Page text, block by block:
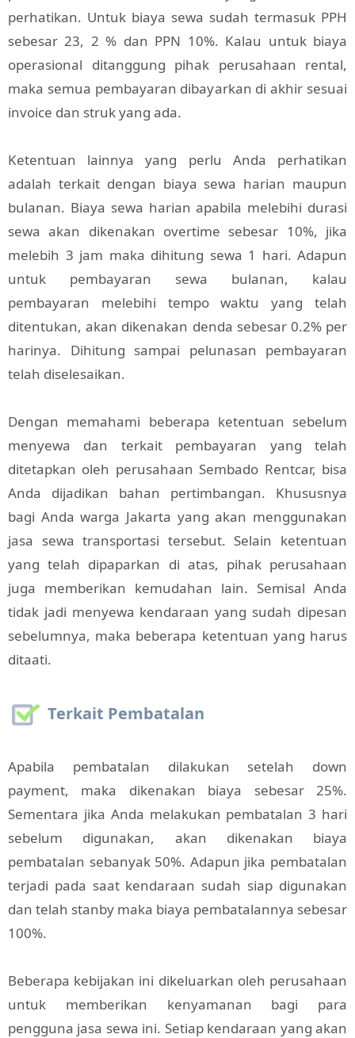
perhatikan. Untuk biaya sewa sudah termasuk PPH
sebesar 23, 2 % dan PPN 10%. Kalau untuk biaya
operasional ditanggung pihak perusahaan rental,
maka semua pembayaran dibayarkan di akhir sesuai
invoice dan struk yang ada.
Ketentuan lainnya yang perlu Anda perhatikan
adalah terkait dengan biaya sewa harian maupun
bulanan. Biaya sewa harian apabila melebihi durasi
sewa akan dikenakan overtime sebesar 10%, jika
melebih 3 jam maka dihitung sewa 1 hari. Adapun
untuk pembayaran sewa bulanan, kalau
pembayaran melebihi tempo waktu yang telah
ditentukan, akan dikenakan denda sebesar 0.2% per
harinya. Dihitung sampai pelunasan pembayaran
telah diselesaikan.
Dengan memahami beberapa ketentuan sebelum
menyewa dan terkait pembayaran yang telah
ditetapkan oleh perusahaan Sembado Rentcar, bisa
Anda dijadikan bahan pertimbangan. Khususnya
bagi Anda warga Jakarta yang akan menggunakan
jasa sewa transportasi tersebut. Selain ketentuan
yang telah dipaparkan di atas, pihak perusahaan
juga memberikan kemudahan lain. Semisal Anda
tidak jadi menyewa kendaraan yang sudah dipesan
sebelumnya, maka beberapa ketentuan yang harus
ditaati.
Terkait Pembatalan
Apabila pembatalan dilakukan setelah down
payment, maka dikenakan biaya sebesar 25%.
Sementara jika Anda melakukan pembatalan 3 hari
sebelum digunakan, akan dikenakan biaya
pembatalan sebanyak 50%. Adapun jika pembatalan
terjadi pada saat kendaraan sudah siap digunakan
dan telah stanby maka biaya pembatalannya sebesar
100%.
Beberapa kebijakan ini dikeluarkan oleh perusahaan
untuk memberikan kenyamanan bagi para
pengguna jasa sewa ini. Setiap kendaraan yang akan